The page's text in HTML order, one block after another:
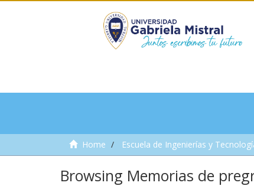
Home Escuela de Ingenierías y
Browsing Memorias de